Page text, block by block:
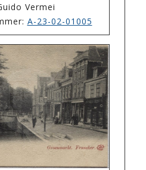
Vermei
A-23-02-01005